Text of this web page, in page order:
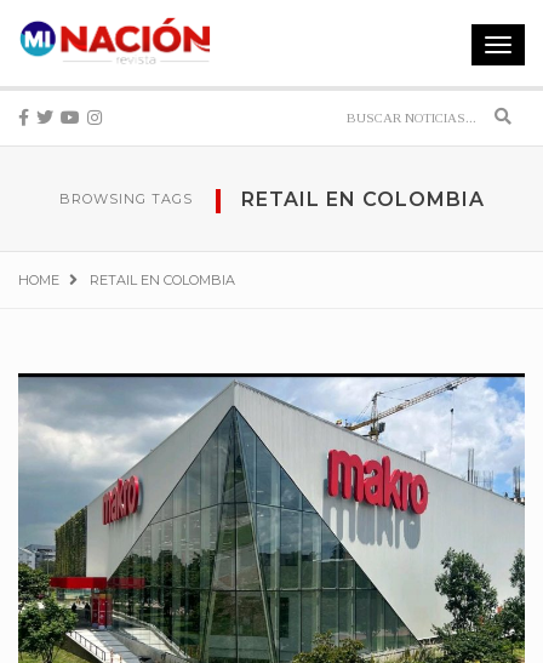
Toggle
BROWSING TAGS RETAIL EN COLOMBIA
HOME RETAIL EN COLOMBIA